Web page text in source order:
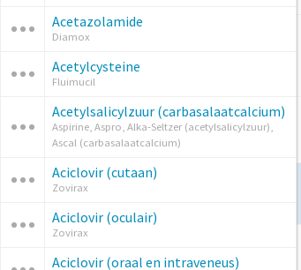
Acetazolamide
Diamox
Acetylcysteine
Fluimucil
Acetylsalicylzuur (carbasalaatcalcium)
Aspirine, Aspro, Alka-Seltzer (acetylsalicylzuur),
Ascal (carbasalaatcalcium)
Aciclovir (cutaan)
Zovirax
Aciclovir (oculair)
Zovirax
Aciclovir (oraal en intraveneus)